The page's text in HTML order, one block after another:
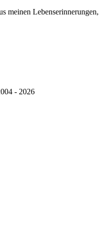
meinen Lebenserinnerungen,
- 2026